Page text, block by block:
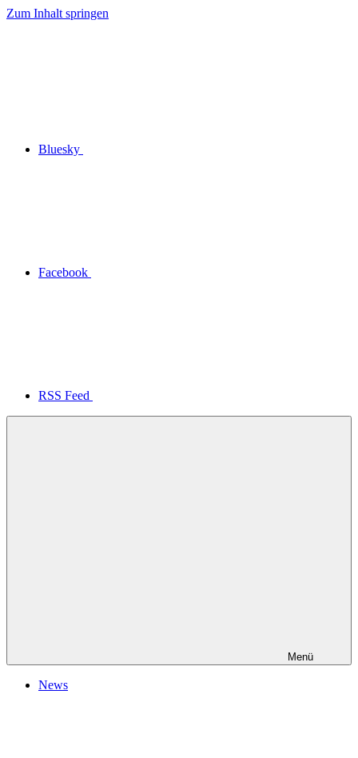
Zum Inhalt springen
Bluesky
Facebook
RSS Feed
Menü
News